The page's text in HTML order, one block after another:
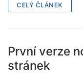
CELÝ ČLÁNEK
První verze
stránek